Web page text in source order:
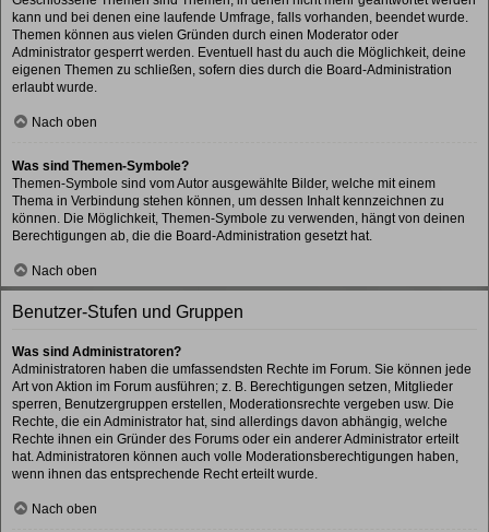
kann und bei denen eine laufende Umfrage, falls vorhanden, beendet wurde.
Themen können aus vielen Gründen durch einen Moderator oder
Administrator gesperrt werden. Eventuell hast du auch die Möglichkeit, deine
eigenen Themen zu schließen, sofern dies durch die Board-Administration
erlaubt wurde.
Nach oben
Was sind Themen-Symbole?
Themen-Symbole sind vom Autor ausgewählte Bilder, welche mit einem
Thema in Verbindung stehen können, um dessen Inhalt kennzeichnen zu
können. Die Möglichkeit, Themen-Symbole zu verwenden, hängt von deinen
Berechtigungen ab, die die Board-Administration gesetzt hat.
Nach oben
Benutzer-Stufen und Gruppen
Was sind Administratoren?
Administratoren haben die umfassendsten Rechte im Forum. Sie können jede
Art von Aktion im Forum ausführen; z. B. Berechtigungen setzen, Mitglieder
sperren, Benutzergruppen erstellen, Moderationsrechte vergeben usw. Die
Rechte, die ein Administrator hat, sind allerdings davon abhängig, welche
Rechte ihnen ein Gründer des Forums oder ein anderer Administrator erteilt
hat. Administratoren können auch volle Moderationsberechtigungen haben,
wenn ihnen das entsprechende Recht erteilt wurde.
Nach oben